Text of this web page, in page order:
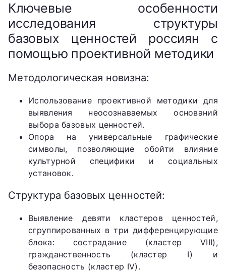
Ключевые особенности
исследования структуры
базовых ценностей россиян с
помощью проективной методики
Методологическая новизна:
Использование проективной методики для
выявления неосознаваемых оснований
выбора базовых ценностей.
Опора на универсальные графические
символы, позволяющие обойти влияние
культурной специфики и социальных
установок.
Структура базовых ценностей:
Выявление девяти кластеров ценностей,
сгруппированных в три дифференцирующие
блока: сострадание (кластер VIII),
гражданственность (кластер I) и
безопасность (кластер IV).